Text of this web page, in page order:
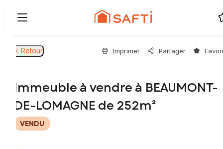
Retour Imprimer Partager
Immeuble à vendre à BEAUMONT-
DE-LOMAGNE de 252m²
VENDU